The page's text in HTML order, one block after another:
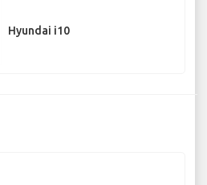
Hyundai i10